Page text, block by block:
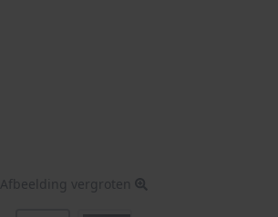
Afbeelding vergroten